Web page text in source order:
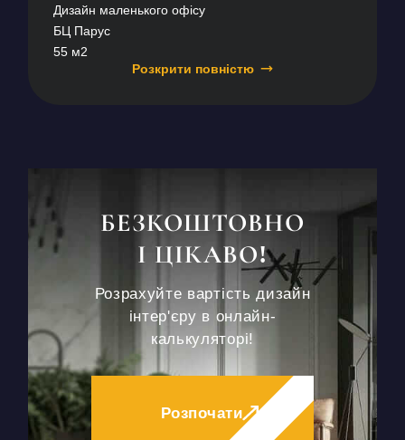
Дизайн маленького офісу
БЦ Парус
55 м2
Розкрити повністю
БЕЗКОШТОВНО
І ЦІКАВО!
Розрахуйте вартість дизайн
інтер'єру в онлайн-
калькуляторі!
Розпочати